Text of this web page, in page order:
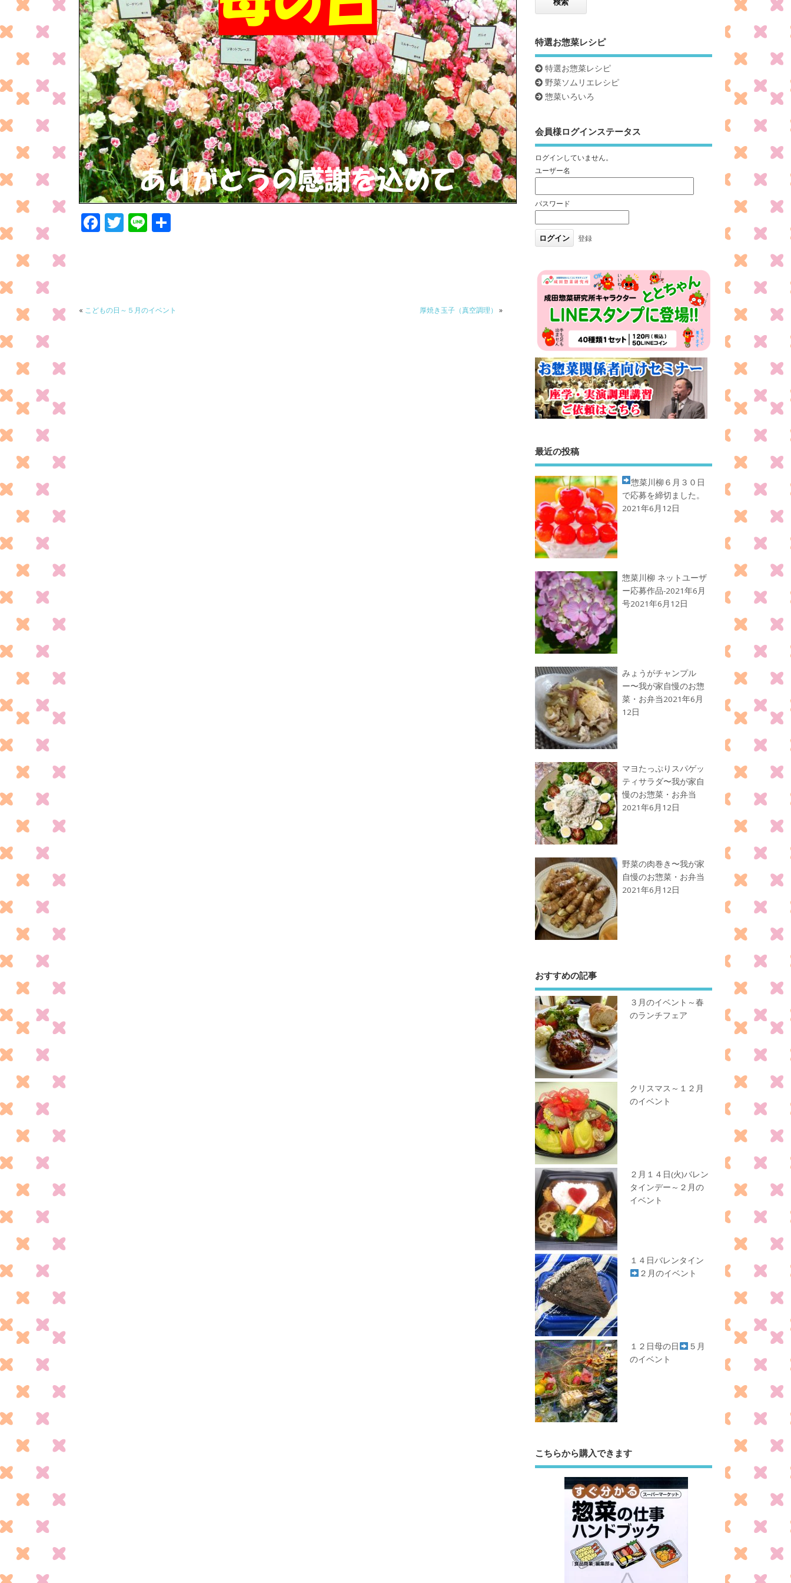
F
o
T Li
« こどもの日～５月のイベント 厚焼き玉子（真空調理） »
特選お惣菜レシピ
特選お惣菜レシピ
野菜ソムリエレシピ
惣菜いろいろ
会員様ログインステータス
ログインしていません。
ユーザー名
パスワード
登録
最近の投稿
惣菜川柳 ６月３０日
で応募を締切ました。
2021年6月12日
惣菜川柳 ネットユーザ
ー応募作品-2021年6月
号2021年6月12日
みょうがチャンプル
ー〜我が家自慢のお惣
菜・お弁当2021年6月
12日
マヨたっぷりスパゲッ
ティサラダ〜我が家自
慢のお惣菜・お弁当
2021年6月12日
野菜の肉巻き〜我が家
自慢のお惣菜・お弁当
2021年6月12日
おすすめの記事
３月のイベント～春
のランチフェア
クリスマス～１２月
のイベント
２月１４日(火)バレン
タインデー～２月の
イベント
１４日バレンタイン
２月のイベント
１２日母の日
５月
のイベント
こちらから購入できます